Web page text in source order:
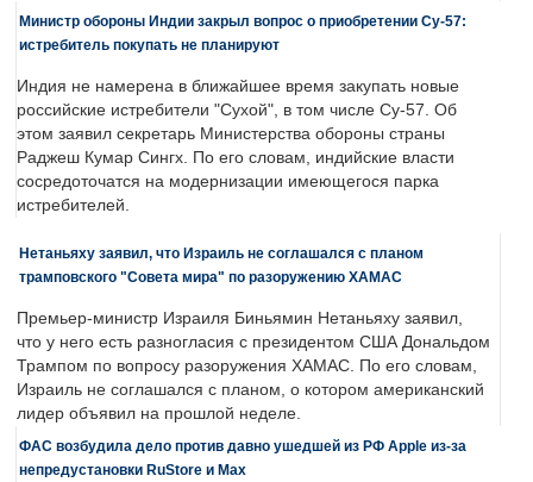
Министр обороны Индии закрыл вопрос о приобретении Су-57:
истребитель покупать не планируют
Индия не намерена в ближайшее время закупать новые
российские истребители "Сухой", в том числе Су-57. Об
этом заявил секретарь Министерства обороны страны
Раджеш Кумар Сингх. По его словам, индийские власти
сосредоточатся на модернизации имеющегося парка
истребителей.
Нетаньяху заявил, что Израиль не соглашался с планом
трамповского "Совета мира" по разоружению ХАМАС
Премьер-министр Израиля Биньямин Нетаньяху заявил,
что у него есть разногласия с президентом США Дональдом
Трампом по вопросу разоружения ХАМАС. По его словам,
Израиль не соглашался с планом, о котором американский
лидер объявил на прошлой неделе.
ФАС возбудила дело против давно ушедшей из РФ Apple из-за
непредустановки RuStore и Max